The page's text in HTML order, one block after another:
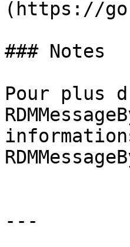
(https://
### Notes
Pour plus
---